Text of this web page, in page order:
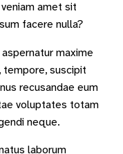
amet sit
facere nulla?
maxime
tempore, suscipit
recusandae eum
voluptates totam
neque.
laborum